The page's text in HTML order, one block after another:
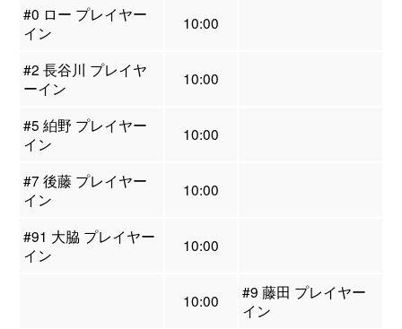
#0 ロー プレイヤー
イン
10:00
#2 長谷川 プレイヤ
ーイン
10:00
#5 絈野 プレイヤー
イン
10:00
#7 後藤 プレイヤー
イン
10:00
#91 大脇 プレイヤー
イン
10:00
10:00
#9 藤田 プレイヤー
イン